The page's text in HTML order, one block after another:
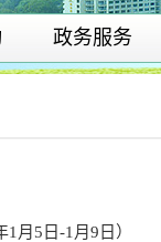
政务服务
1月5日-1月9日）